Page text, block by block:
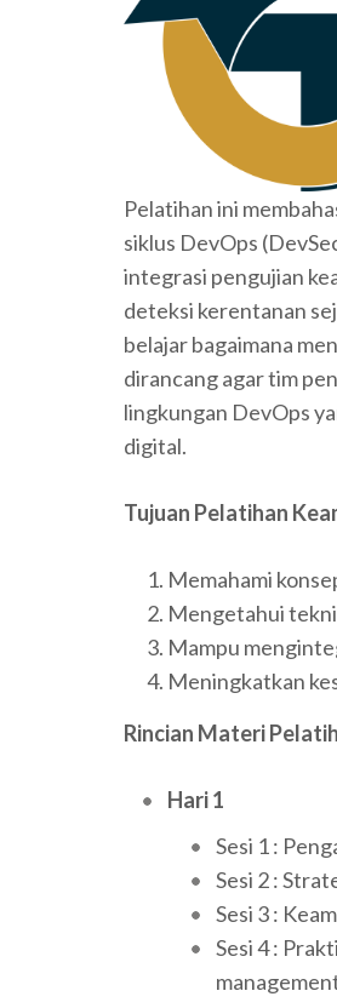
Pelatihan ini
siklus DevOps
integrasi pengujian
deteksi kerentanan
belajar bagaimana
dirancang agar tim
lingkungan DevOps
digital.
Tujuan Pelatihan
Memahami
Mengetahui
Mampu
Meningkatkan
Rincian Materi
Hari 1
Sesi 1 :
Sesi 2 :
Sesi 3 :
Sesi 4 :